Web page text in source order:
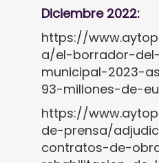
Diciembre 2022:
https://
a/el-borrador-
municipal-2023-
93-millones-de-
https://
de-prensa/
contratos-de-